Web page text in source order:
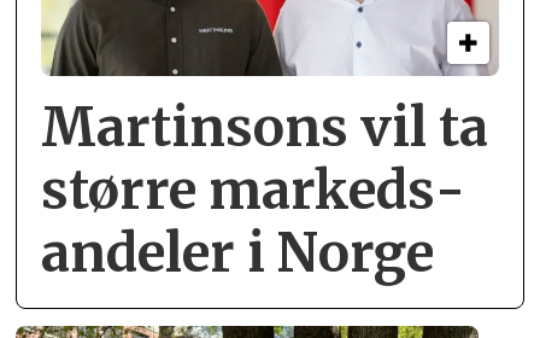
Martinsons vil ta
større markeds­
andeler i Norge